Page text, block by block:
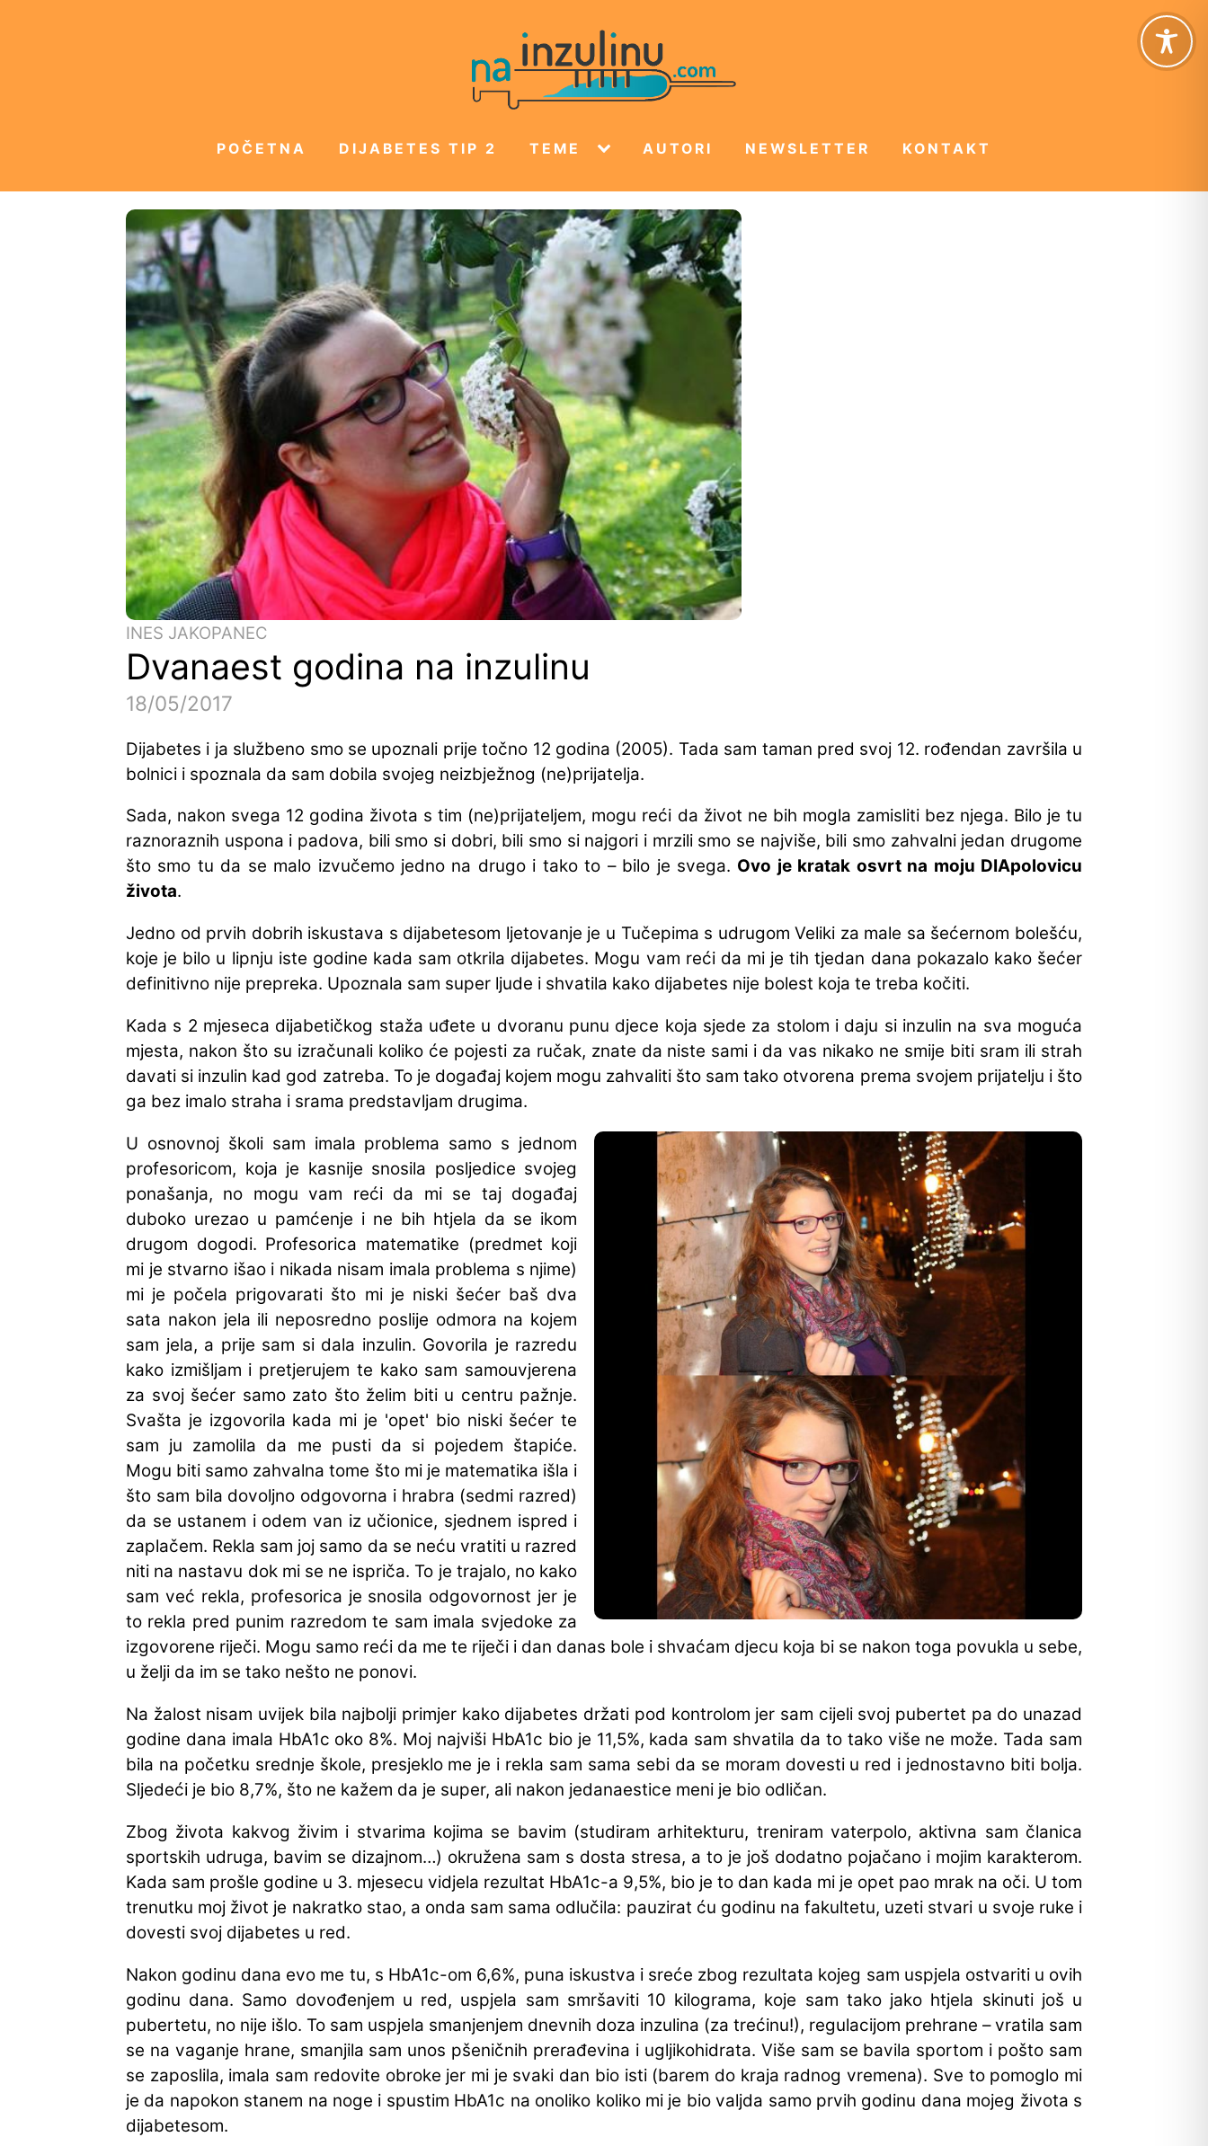
POČETNA DIJABETES TIP 2 TEME AUTORI NEWSLETTER KONTAKT
INES JAKOPANEC
Dvanaest godina na inzulinu
18/05/2017
Dijabetes i ja službeno smo se upoznali prije točno 12 godina (2005). Tada sam taman pred svoj 12. rođendan završila u
bolnici i spoznala da sam dobila svojeg neizbježnog (ne)prijatelja.
Sada, nakon svega 12 godina života s tim (ne)prijateljem, mogu reći da život ne bih mogla zamisliti bez njega. Bilo je tu
raznoraznih uspona i padova, bili smo si dobri, bili smo si najgori i mrzili smo se najviše, bili smo zahvalni jedan drugome
što smo tu da se malo izvučemo jedno na drugo i tako to – bilo je svega. Ovo je kratak osvrt na moju DIApolovicu
života.
Jedno od prvih dobrih iskustava s dijabetesom ljetovanje je u Tučepima s udrugom Veliki za male sa šećernom bolešću,
koje je bilo u lipnju iste godine kada sam otkrila dijabetes. Mogu vam reći da mi je tih tjedan dana pokazalo kako šećer
definitivno nije prepreka. Upoznala sam super ljude i shvatila kako dijabetes nije bolest koja te treba kočiti.
Kada s 2 mjeseca dijabetičkog staža uđete u dvoranu punu djece koja sjede za stolom i daju si inzulin na sva moguća
mjesta, nakon što su izračunali koliko će pojesti za ručak, znate da niste sami i da vas nikako ne smije biti sram ili strah
davati si inzulin kad god zatreba. To je događaj kojem mogu zahvaliti što sam tako otvorena prema svojem prijatelju i što
ga bez imalo straha i srama predstavljam drugima.
U osnovnoj školi sam imala problema samo s jednom
profesoricom, koja je kasnije snosila posljedice svojeg
ponašanja, no mogu vam reći da mi se taj događaj
duboko urezao u pamćenje i ne bih htjela da se ikom
drugom dogodi. Profesorica matematike (predmet koji
mi je stvarno išao i nikada nisam imala problema s njime)
mi je počela prigovarati što mi je niski šećer baš dva
sata nakon jela ili neposredno poslije odmora na kojem
sam jela, a prije sam si dala inzulin. Govorila je razredu
kako izmišljam i pretjerujem te kako sam samouvjerena
za svoj šećer samo zato što želim biti u centru pažnje.
Svašta je izgovorila kada mi je 'opet' bio niski šećer te
sam ju zamolila da me pusti da si pojedem štapiće.
Mogu biti samo zahvalna tome što mi je matematika išla i
što sam bila dovoljno odgovorna i hrabra (sedmi razred)
da se ustanem i odem van iz učionice, sjednem ispred i
zaplačem. Rekla sam joj samo da se neću vratiti u razred
niti na nastavu dok mi se ne ispriča. To je trajalo, no kako
sam već rekla, profesorica je snosila odgovornost jer je
to rekla pred punim razredom te sam imala svjedoke za
izgovorene riječi. Mogu samo reći da me te riječi i dan danas bole i shvaćam djecu koja bi se nakon toga povukla u sebe,
u želji da im se tako nešto ne ponovi.
Na žalost nisam uvijek bila najbolji primjer kako dijabetes držati pod kontrolom jer sam cijeli svoj pubertet pa do unazad
godine dana imala HbA1c oko 8%. Moj najviši HbA1c bio je 11,5%, kada sam shvatila da to tako više ne može. Tada sam
bila na početku srednje škole, presjeklo me je i rekla sam sama sebi da se moram dovesti u red i jednostavno biti bolja.
Sljedeći je bio 8,7%, što ne kažem da je super, ali nakon jedanaestice meni je bio odličan.
Zbog života kakvog živim i stvarima kojima se bavim (studiram arhitekturu, treniram vaterpolo, aktivna sam članica
sportskih udruga, bavim se dizajnom…) okružena sam s dosta stresa, a to je još dodatno pojačano i mojim karakterom.
Kada sam prošle godine u 3. mjesecu vidjela rezultat HbA1c-a 9,5%, bio je to dan kada mi je opet pao mrak na oči. U tom
trenutku moj život je nakratko stao, a onda sam sama odlučila: pauzirat ću godinu na fakultetu, uzeti stvari u svoje ruke i
dovesti svoj dijabetes u red.
Nakon godinu dana evo me tu, s HbA1c-om 6,6%, puna iskustva i sreće zbog rezultata kojeg sam uspjela ostvariti u ovih
godinu dana. Samo dovođenjem u red, uspjela sam smršaviti 10 kilograma, koje sam tako jako htjela skinuti još u
pubertetu, no nije išlo. To sam uspjela smanjenjem dnevnih doza inzulina (za trećinu!), regulacijom prehrane – vratila sam
se na vaganje hrane, smanjila sam unos pšeničnih prerađevina i ugljikohidrata. Više sam se bavila sportom i pošto sam
se zaposlila, imala sam redovite obroke jer mi je svaki dan bio isti (barem do kraja radnog vremena). Sve to pomoglo mi
je da napokon stanem na noge i spustim HbA1c na onoliko koliko mi je bio valjda samo prvih godinu dana mojeg života s
dijabetesom.